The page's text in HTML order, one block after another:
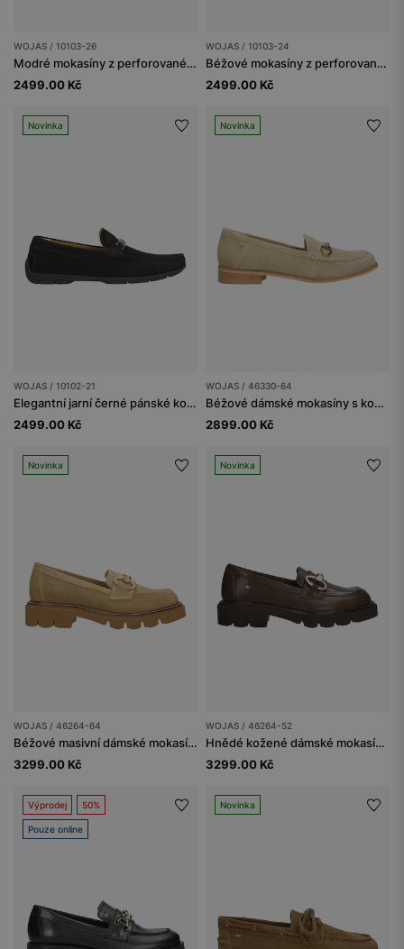
WOJAS / 10103-26
Modré mokasíny z perforované nubukové kůže
2499.00 Kč
WOJAS / 10103-24
Béžové mokasíny z perforované kůže
2499.00 Kč
Novinka
WOJAS / 10102-21
Elegantní jarní černé pánské kožené boty z nubuku
2499.00 Kč
Novinka
WOJAS / 46330-64
Béžové dámské mokasíny s kovovou sponou
2899.00 Kč
Novinka
WOJAS / 46264-64
Béžové masivní dámské mokasíny s udidlem
3299.00 Kč
Novinka
WOJAS / 46264-52
Hnědé kožené dámské mokasíny se zlatou ozdobou
3299.00 Kč
Výprodej 50%
Pouze online
Novinka